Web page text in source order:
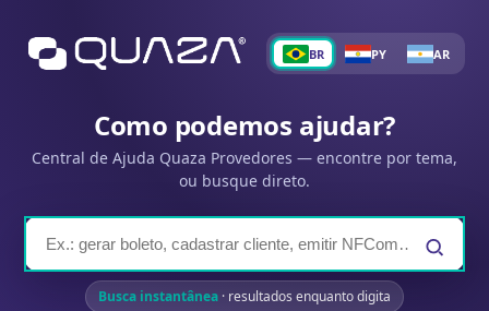
BR PY AR
Como podemos ajudar?
Central de Ajuda Quaza Provedores — encontre por tema,
ou busque direto.
Busca instantânea · resultados enquanto digita